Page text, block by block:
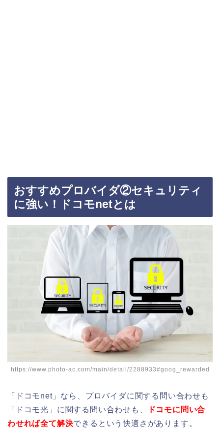
おすすめプロバイダ②セキュリティ
に強い！ドコモnetとは
https://www.photo-ac.com/main/detail/2288933#goog_rewarded
「ドコモnet」なら、プロバイダに関する問い合わせも
「ドコモ光」に関する問い合わせも、
ドコモに問い合
わせれば全て解決できるという快適さがあります。